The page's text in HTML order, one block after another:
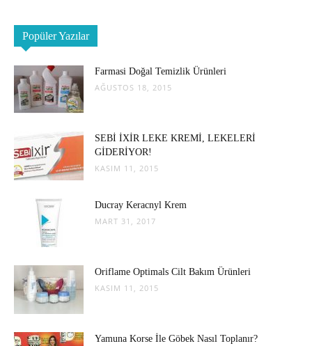
Popüler Yazılar
Farmasi Doğal Temizlik Ürünleri
AĞUSTOS 18, 2015
SEBİ İXİR LEKE KREMİ, LEKELERİ
GİDERİYOR!
KASIM 11, 2015
Ducray Keracnyl Krem
MART 31, 2017
Oriflame Optimals Cilt Bakım Ürünleri
KASIM 11, 2015
Yamuna Korse İle Göbek Nasıl Toplanır?